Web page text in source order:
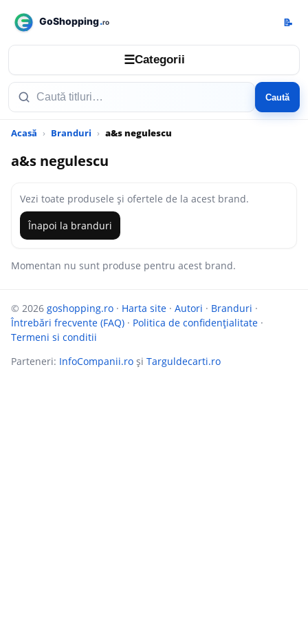
☰Categorii
Caută
📝
Acasă Branduri a&s negulescu
a&s negulescu
Vezi toate produsele și ofertele de la acest brand.
Înapoi la branduri
Momentan nu sunt produse pentru acest brand.
© 2026 goshopping.ro · Harta site · Autori · Branduri ·
Întrebări frecvente (FAQ) · Politica de confidențialitate ·
Termeni si conditii
Parteneri: InfoCompanii.ro și Targuldecarti.ro